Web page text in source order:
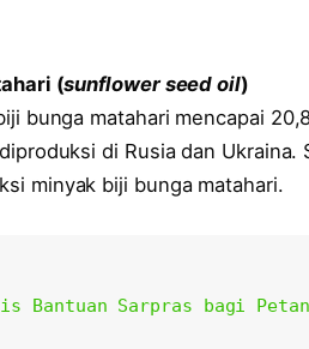
(sunflower seed oil)
bunga matahari mencapai
di Rusia dan
minyak biji bunga matahari.
Bantuan Sarpras bagi